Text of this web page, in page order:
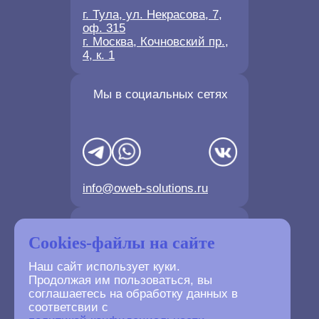
Cookies-файлы на сайте
Наш сайт использует куки.
Продолжая им пользоваться, вы
соглашаетесь на обработку данных в
соответсвии с
Мы в социальных сетях
info@oweb-solutions.ru
г. Тула, ул. Некрасова, 7,
оф. 315
г. Москва, Кочновский пр.,
4, к. 1
+7(4872) 702-730